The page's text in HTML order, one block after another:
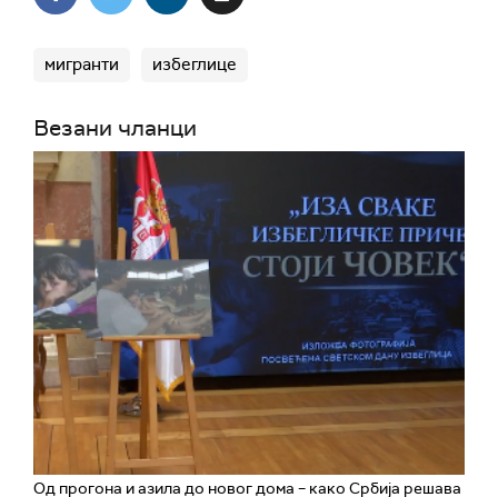
мигранти избеглице
Везани чланци
Од прогона и азила до новог дома – како Србија решава